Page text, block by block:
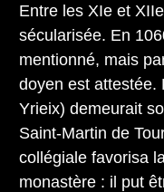
Entre les XIe et
sécularisée. En
mentionné, mais
doyen est attestée.
Yrieix) demeurait
Saint-Martin de
collégiale favorisa
monastère : il put